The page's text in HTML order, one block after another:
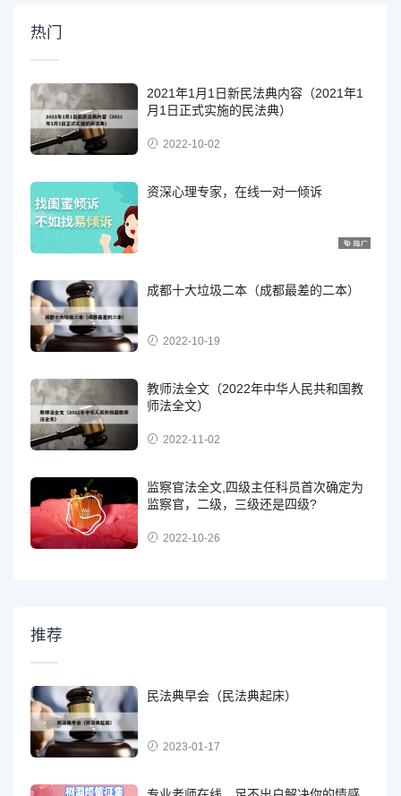
热门
2021年1月1日新民法典内容（2021年1
月1日正式实施的民法典）
2022-10-02
资深心理专家，在线一对一倾诉
成都十大垃圾二本（成都最差的二本）
2022-10-19
教师法全文（2022年中华人民共和国教
师法全文）
2022-11-02
监察官法全文,四级主任科员首次确定为
监察官，二级，三级还是四级?
2022-10-26
推荐
民法典早会（民法典起床）
2023-01-17